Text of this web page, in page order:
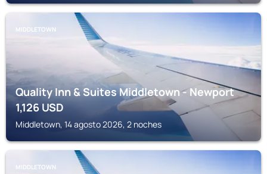
MIDDLETOWN
Quality Inn & Suites Middletown - Newport
1,126USD
Middletown, 14 agosto 2026, 2 noches
MIDDLETOWN